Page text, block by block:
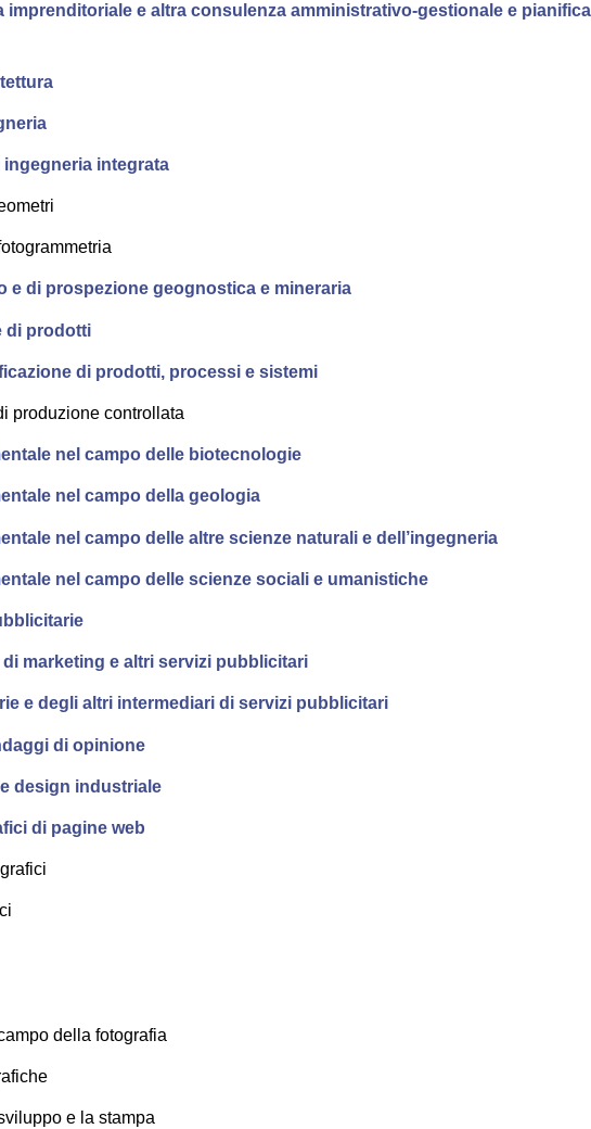
imprenditoriale e altra consulenza amministrativo-gestionale e
integrata
e di prospezione geognostica e mineraria
di prodotti
di prodotti, processi e sistemi
produzione controllata
nel campo delle biotecnologie
nel campo della geologia
nel campo delle altre scienze naturali e dell’ingegneria
nel campo delle scienze sociali e umanistiche
marketing e altri servizi pubblicitari
e degli altri intermediari di servizi pubblicitari
di opinione
design industriale
di pagine web
della fotografia
e la stampa